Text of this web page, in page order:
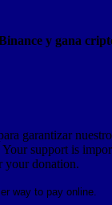
y gana
garantizar
support is
your donation.